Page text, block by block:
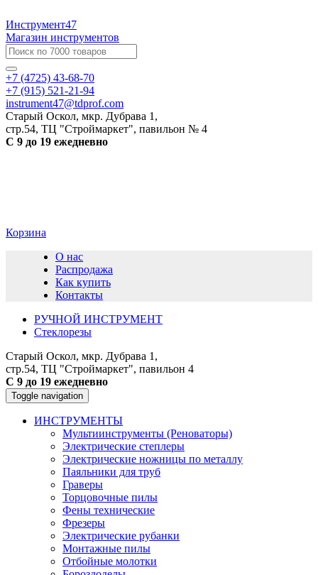
Инструмент47
Магазин инструментов
+7 (4725) 43-68-70
+7 (915) 521-21-94
instrument47@tdprof.com
Старый Оскол, мкр. Дубрава 1,
стр.54, ТЦ "Строймаркет", павильон № 4
С 9 до 19 ежедневно
Корзина
О нас
Распродажа
Как купить
Контакты
РУЧНОЙ ИНСТРУМЕНТ
Стеклорезы
Старый Оскол, мкр. Дубрава 1,
стр.54, ТЦ "Строймаркет", павильон 4
С 9 до 19 ежедневно
Toggle navigation
ИНСТРУМЕНТЫ
Мультиинструменты (Реноваторы)
Электрические степлеры
Электрические ножницы по металлу
Паяльники для труб
Граверы
Торцовочные пилы
Фены технические
Фрезеры
Электрические рубанки
Монтажные пилы
Отбойные молотки